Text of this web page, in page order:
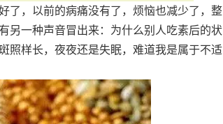
了，以前的病痛没有了，烦恼也减少了，整
另一种声音冒出来：为什么别人吃素后的状
照样长，夜夜还是失眠，难道我是属于不适